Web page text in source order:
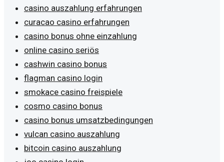
casino auszahlung erfahrungen
curacao casino erfahrungen
casino bonus ohne einzahlung
online casino seriös
cashwin casino bonus
flagman casino login
smokace casino freispiele
cosmo casino bonus
casino bonus umsatzbedingungen
vulcan casino auszahlung
bitcoin casino auszahlung